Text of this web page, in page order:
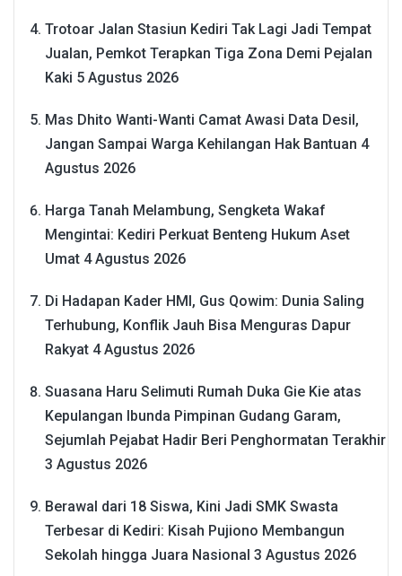
Trotoar Jalan Stasiun Kediri Tak Lagi Jadi Tempat
Jualan, Pemkot Terapkan Tiga Zona Demi Pejalan
Kaki 5 Agustus 2026
Mas Dhito Wanti-Wanti Camat Awasi Data Desil,
Jangan Sampai Warga Kehilangan Hak Bantuan 4
Agustus 2026
Harga Tanah Melambung, Sengketa Wakaf
Mengintai: Kediri Perkuat Benteng Hukum Aset
Umat 4 Agustus 2026
Di Hadapan Kader HMI, Gus Qowim: Dunia Saling
Terhubung, Konflik Jauh Bisa Menguras Dapur
Rakyat 4 Agustus 2026
Suasana Haru Selimuti Rumah Duka Gie Kie atas
Kepulangan Ibunda Pimpinan Gudang Garam,
Sejumlah Pejabat Hadir Beri Penghormatan Terakhir
3 Agustus 2026
Berawal dari 18 Siswa, Kini Jadi SMK Swasta
Terbesar di Kediri: Kisah Pujiono Membangun
Sekolah hingga Juara Nasional 3 Agustus 2026